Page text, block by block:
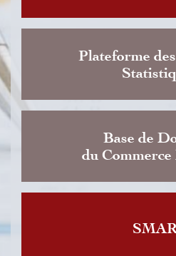
Plateforme
Base de
du